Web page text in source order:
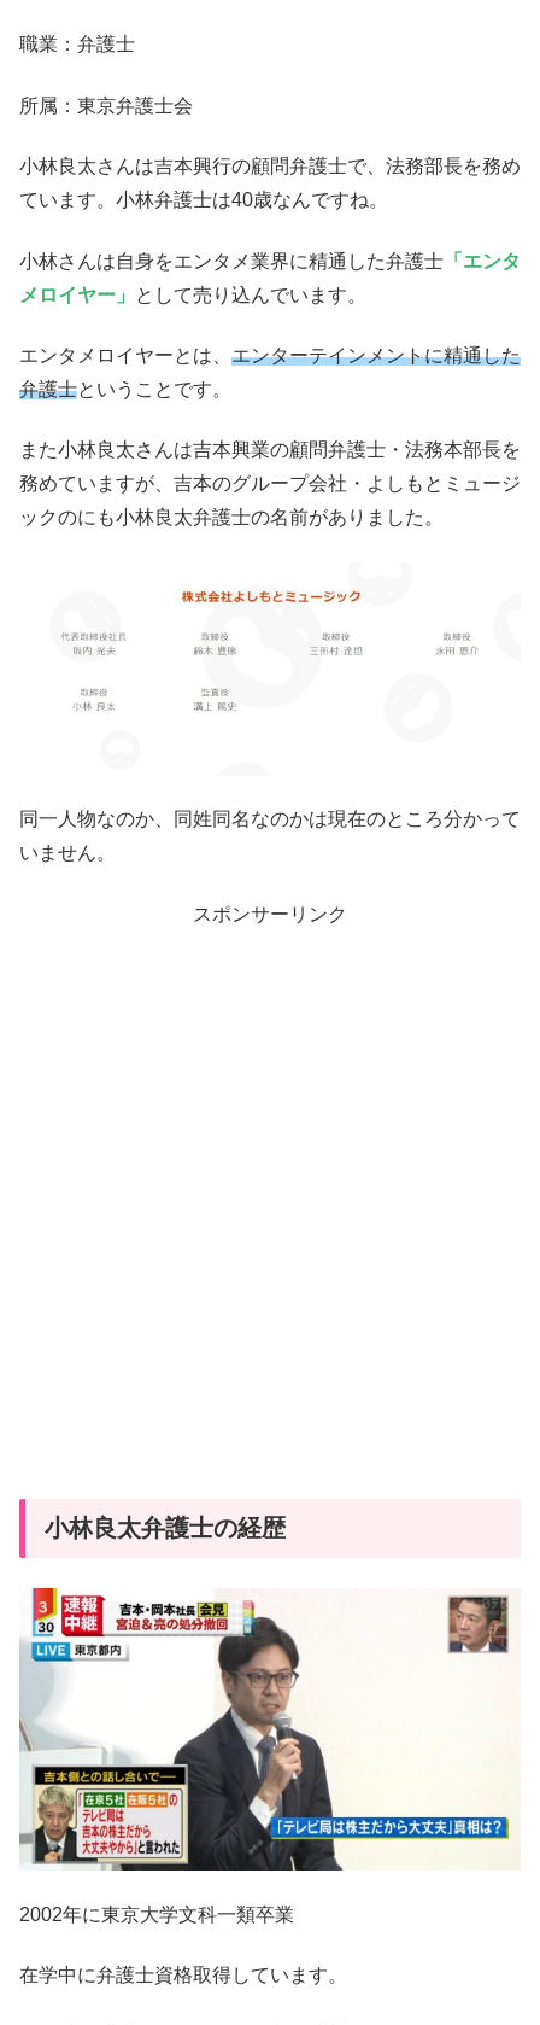
職業：弁護士
所属：東京弁護士会
小林良太さんは吉本興行の顧問弁護士で、法務部長を務め
ています。小林弁護士は40歳なんですね。
小林さんは自身をエンタメ業界に精通した弁護士 「エンタ
メロイヤー」
として売り込んでいます。
エンタメロイヤーとは、 エンターテインメントに精通した
弁護士ということです。
また小林良太さんは吉本興業の顧問弁護士・法務本部長を
務めていますが、吉本のグループ会社・よしもとミュージ
ックのにも小林良太弁護士の名前がありました。
同一人物なのか、同姓同名なのかは現在のところ分かって
いません。
スポンサーリンク
小林良太弁護士の経歴
2002年に東京大学文科一類卒業
在学中に弁護士資格取得しています。